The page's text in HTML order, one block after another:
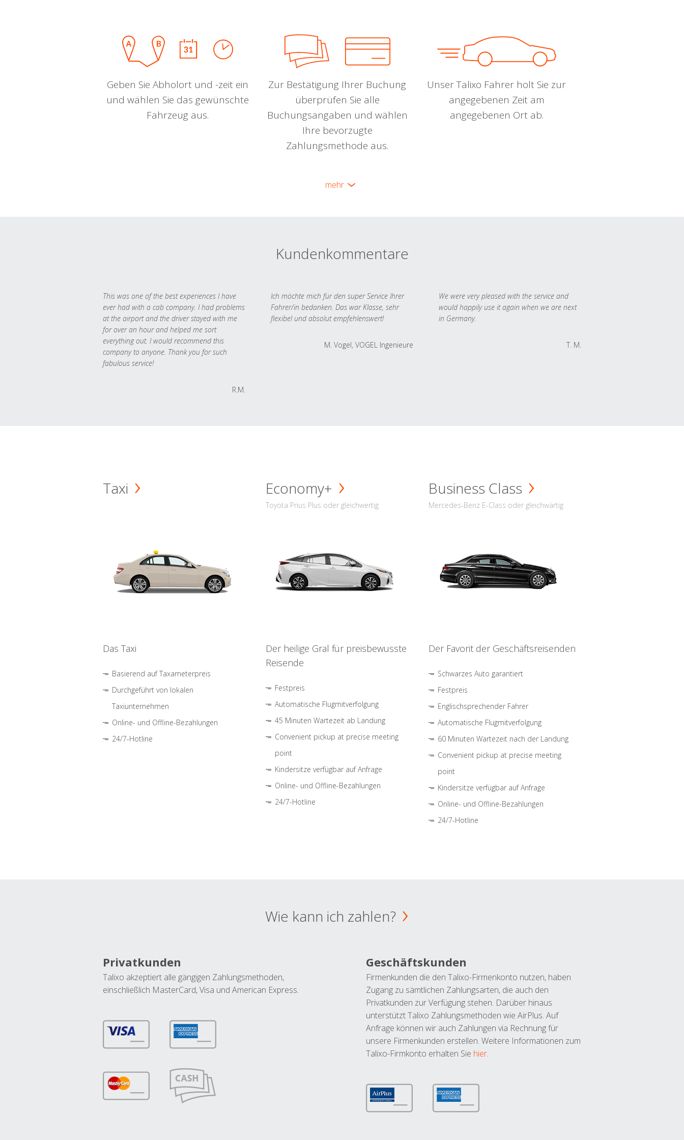
Geben Sie Abholort und -zeit ein
und wählen Sie das gewünschte
Fahrzeug aus.
Zur Bestätigung Ihrer Buchung
überprüfen Sie alle
Buchungsangaben und wählen
Ihre bevorzugte
Zahlungsmethode aus.
Unser Talixo Fahrer holt Sie zur
angegebenen Zeit am
angegebenen Ort ab.
mehr
Kundenkommentare
This was one of the best experiences I have
ever had with a cab company. I had problems
at the airport and the driver stayed with me
for over an hour and helped me sort
everything out. I would recommend this
company to anyone. Thank you for such
fabulous service!
R.M.
Ich möchte mich für den super Service Ihrer
Fahrer/in bedanken. Das war Klasse, sehr
flexibel und absolut empfehlenswert!
M. Vogel, VOGEL Ingenieure
We were very pleased with the service and
would happily use it again when we are next
in Germany.
T. M.
Taxi
Das Taxi
Basierend auf Taxameterpreis
Durchgeführt von lokalen
Taxiunternehmen
Online- und Offline-Bezahlungen
24/7-Hotline
Economy+
Toyota Prius Plus oder gleichwertig
Der heilige Gral für preisbewusste
Reisende
Festpreis
Automatische Flugmitverfolgung
45 Minuten Wartezeit ab Landung
Convenient pickup at precise meeting
point
Kindersitze verfügbar auf Anfrage
Online- und Offline-Bezahlungen
24/7-Hotline
Business Class
Mercedes-Benz E-Class oder gleichwärtig
Der Favorit der Geschäftsreisenden
Schwarzes Auto garantiert
Festpreis
Englischsprechender Fahrer
Automatische Flugmitverfolgung
60 Minuten Wartezeit nach der Landung
Convenient pickup at precise meeting
point
Kindersitze verfügbar auf Anfrage
Online- und Offline-Bezahlungen
24/7-Hotline
Wie kann ich zahlen?
Privatkunden
Talixo akzeptiert alle gängigen Zahlungsmethoden,
einschließlich MasterCard, Visa und American Express.
Geschäftskunden
Firmenkunden die den Talixo-Firmenkonto nutzen, haben
Zugang zu sämtlichen Zahlungsarten, die auch den
Privatkunden zur Verfügung stehen. Darüber hinaus
unterstützt Talixo Zahlungsmethoden wie AirPlus. Auf
Anfrage können wir auch Zahlungen via Rechnung für
unsere Firmenkunden erstellen. Weitere Informationen zum
Talixo-Firmkonto erhalten Sie hier.